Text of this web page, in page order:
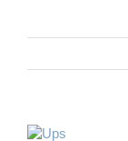
Zeige